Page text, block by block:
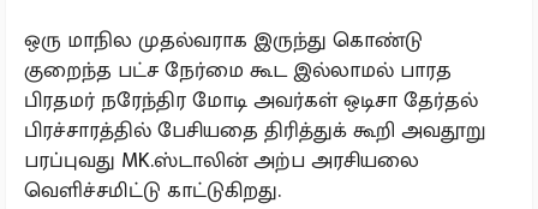
ஒரு மாநில முதல்வராக இருந்து கொண்டு
குறைந்த பட்ச நேர்மை கூட இல்லாமல் பாரத
பிரதமர் நரேந்திர மோடி அவர்கள் ஒடிசா தேர்தல்
பிரச்சாரத்தில் பேசியதை திரித்துக் கூறி அவதூறு
பரப்புவது MK.ஸ்டாலின் அற்ப அரசியலை
வெளிச்சமிட்டு காட்டுகிறது.